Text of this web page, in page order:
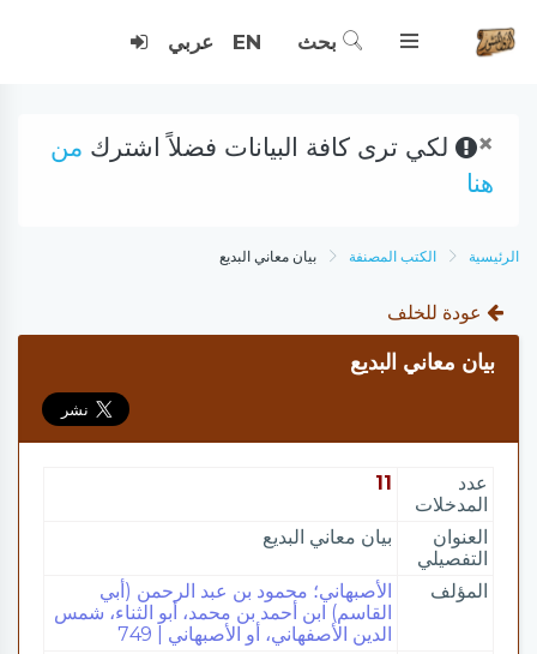
بحث EN عربي
× لكي ترى كافة البيانات فضلاً اشترك من
هنا
الرئيسية الكتب المصنفة بيان معاني البديع
عودة للخلف
بيان معاني البديع
عدد
المدخلات
11
العنوان
التفصيلي
بيان معاني البديع
المؤلف
الأصبهاني؛ محمود بن عبد الرحمن (أبي
القاسم) ابن أحمد بن محمد، أبو الثناء، شمس
الدين الأصفهاني، أو الأصبهاني | 749